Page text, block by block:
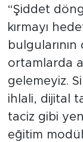
“Şiddet
kırmayı
ortamlarda
gelemeyiz.
ihlali, dijital
taciz gibi
eğitim